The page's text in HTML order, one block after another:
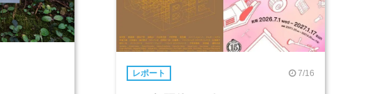
レポート 7/16